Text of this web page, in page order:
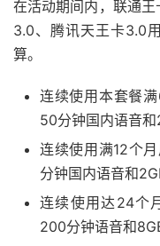
在活动期间内，联通
3.0、腾讯天王卡3.0
算。
连续使用本套餐
50分钟国内语音和
连续使用满12个
分钟国内语音和
连续使用达24个
200分钟语音和